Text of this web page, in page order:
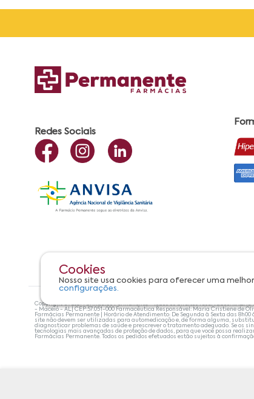
Cookies
Nosso site usa cookies para oferecer uma
configurações.
Redes Sociais
Copyright ©? 2021 Farmácias Permanente - Todos os direitos reservados. RAZÃO
- Maceió - AL| CEP:57.051-000 Farmacêutica Responsável: Maria Cristiene de
Farmácias Permanente | Horário de Atendimento: De Segunda à Sexta das 8h00
site não devem ser utilizadas para automedicação e, de forma alguma,
diagnosticar problemas de saúde e prescrever o tratamento adequado. Se os
tecnologias mais avançadas de proteção de dados, para que você possa
Farmácias Permanente. Todos os pedidos efetuados estão sujeitos à